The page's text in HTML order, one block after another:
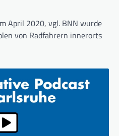
April 2020, vgl. BNN wurde
von Radfahrern innerorts